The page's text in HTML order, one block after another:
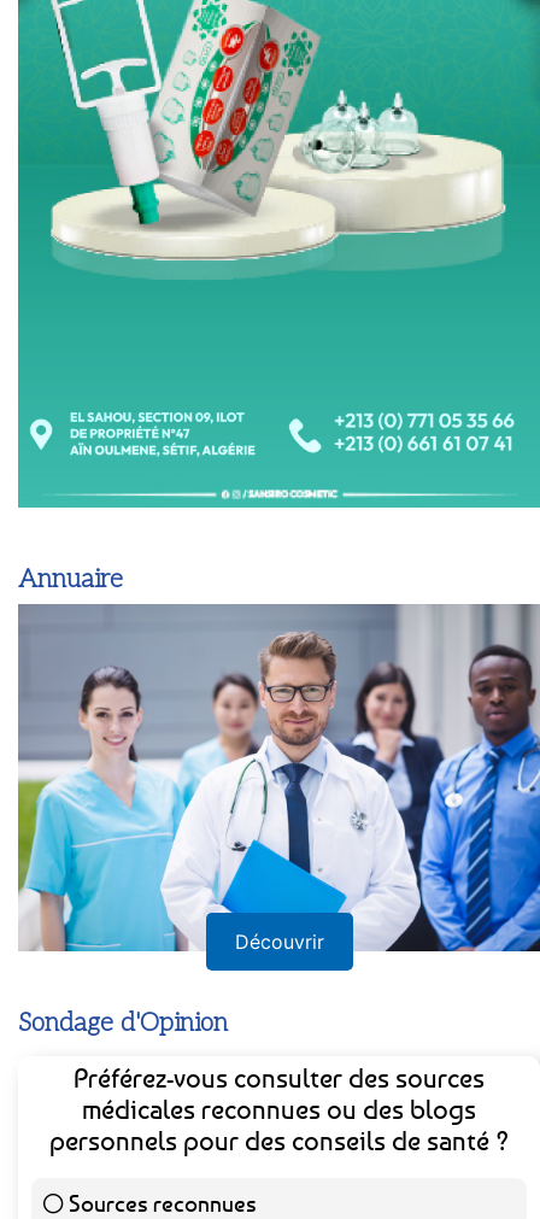
Annuaire
Découvrir
Sondage d'Opinion
Préférez-vous consulter des sources
médicales reconnues ou des blogs
personnels pour des conseils de santé ?
Sources reconnues